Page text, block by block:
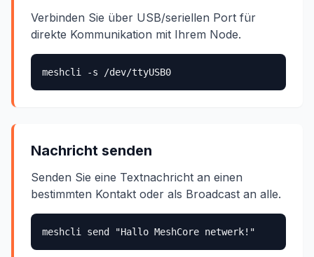
Verbinden Sie über USB/seriellen Port für
direkte Kommunikation mit Ihrem Node.
meshcli -s /dev/ttyUSB0
Nachricht senden
Senden Sie eine Textnachricht an einen
bestimmten Kontakt oder als Broadcast an alle.
meshcli send "Hallo MeshCore netwerk!"